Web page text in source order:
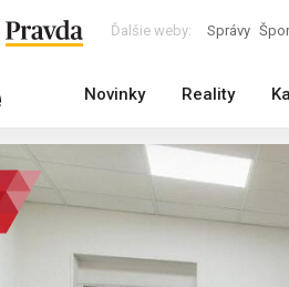
Ďalšie weby: Správy
Novinky Reality